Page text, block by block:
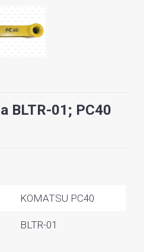
BLTR-01; PC40
KOMATSU PC40
BLTR-01